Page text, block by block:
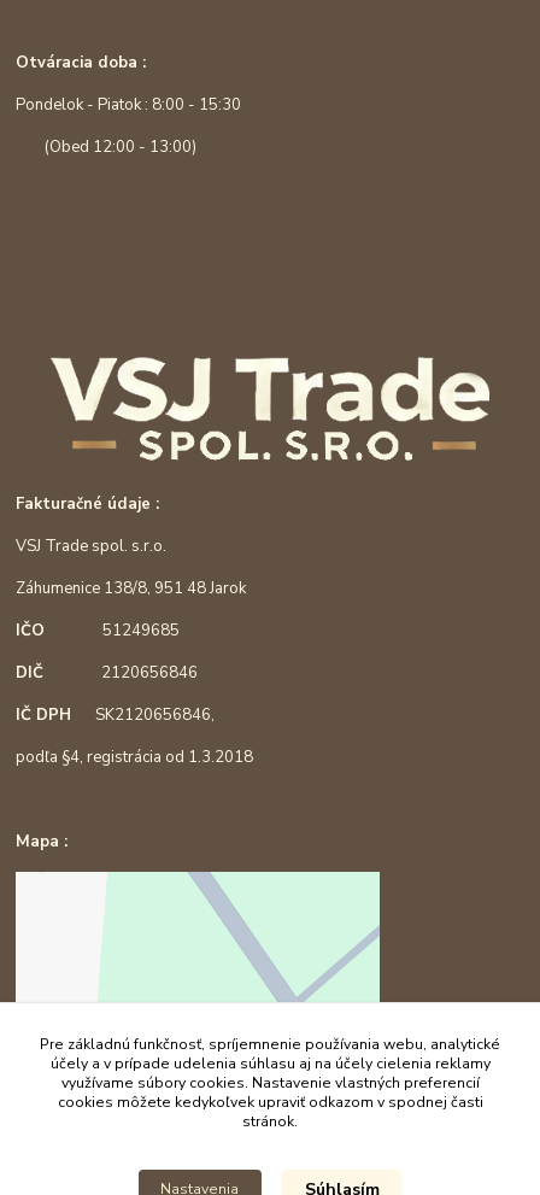
Otváracia doba :
Pondelok - Piatok : 8:00 - 15:30
(Obed 12:00 - 13:00)
Fakturačné údaje :
VSJ Trade spol. s.r.o.
Záhumenice 138/8, 951 48 Jarok
IČO51249685
DIČ 2120656846
IČ DPHSK2120656846,
podľa §4, registrácia od 1.3.2018
Mapa :
Pre základnú funkčnosť, spríjemnenie používania webu, analytické
účely a v prípade udelenia súhlasu aj na účely cielenia reklamy
využívame súbory cookies. Nastavenie vlastných preferencií
cookies môžete kedykoľvek upraviť odkazom v spodnej časti
stránok.
Nastavenia Súhlasím